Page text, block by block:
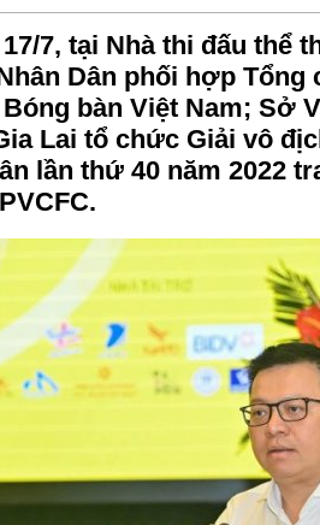
7, tại Nhà thi đấu thể
Dân phối hợp Tổng
bàn Việt Nam; Sở
Lai tổ chức Giải vô
lần thứ 40 năm 2022